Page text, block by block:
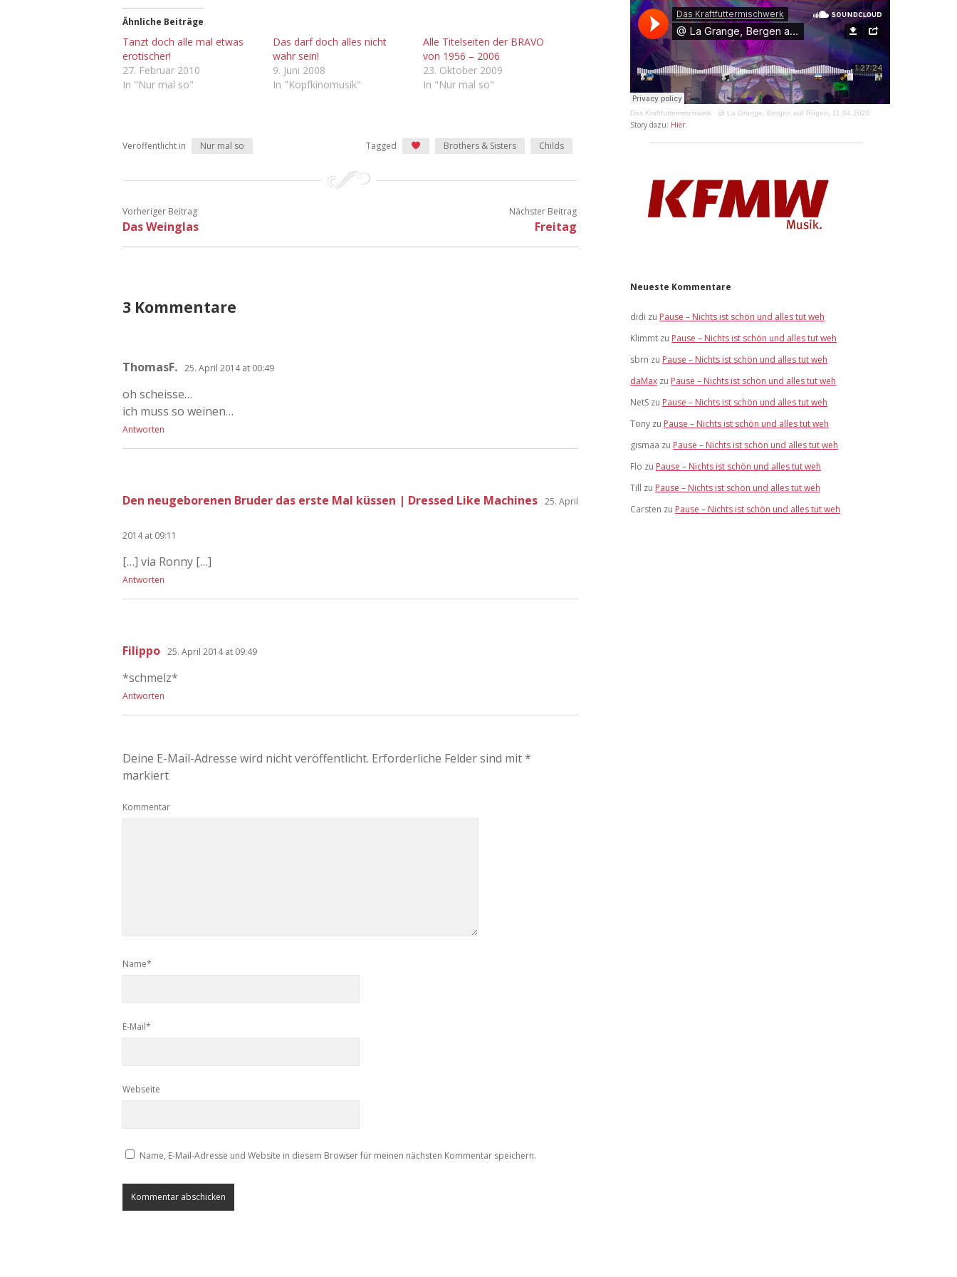
Ähnliche Beiträge
Tanzt doch alle mal etwas
erotischer!
27. Februar 2010
In "Nur mal so"
Das darf doch alles nicht
wahr sein!
9. Juni 2008
In "Kopfkinomusik"
Alle Titelseiten der BRAVO
von 1956 – 2006
23. Oktober 2009
In "Nur mal so"
Veröffentlicht in Nur mal so Tagged Brothers & Sisters Childs
Vorheriger Beitrag
Das Weinglas
Nächster Beitrag
Freitag
3 Kommentare
ThomasF. 25. April 2014 at 00:49
oh scheisse…
ich muss so weinen…
Antworten
Den neugeborenen Bruder das erste Mal küssen | Dressed Like Machines 25. April
2014 at 09:11
[…] via Ronny […]
Antworten
Filippo 25. April 2014 at 09:49
*schmelz*
Antworten
Deine E-Mail-Adresse wird nicht veröffentlicht. Erforderliche Felder sind mit*
markiert
Kommentar
Name*
E-Mail*
Webseite
Name, E-Mail-Adresse und Website in diesem Browser für meinen nächsten Kommentar speichern.
Das Kraftfuttermischwerk · @ La Grange, Bergen auf Rügen, 11.04.2026
Story dazu: Hier.
Neueste Kommentare
didi zu Pause – Nichts ist schön und alles tut weh
Klimmt zu Pause – Nichts ist schön und alles tut weh
sbrn zu Pause – Nichts ist schön und alles tut weh
daMax zu Pause – Nichts ist schön und alles tut weh
NetS zu Pause – Nichts ist schön und alles tut weh
Tony zu Pause – Nichts ist schön und alles tut weh
gismaa zu Pause – Nichts ist schön und alles tut weh
Flo zu Pause – Nichts ist schön und alles tut weh
Till zu Pause – Nichts ist schön und alles tut weh
Carsten zu Pause – Nichts ist schön und alles tut weh